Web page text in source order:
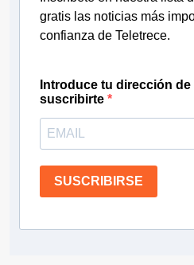
gratis las noticias más
confianza de Teletrece.
Introduce tu dirección de
suscribirte
SUSCRIBIRSE